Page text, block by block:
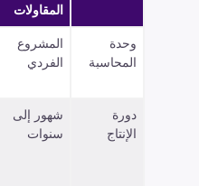
المقاولات
وحدة
المحاسبة
المشروع
الفردي
دورة
الإنتاج
شهور إلى
سنوات